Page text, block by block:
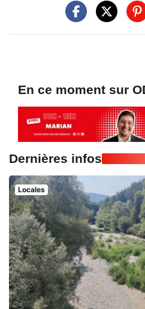
En ce moment sur
Dernières infos
Locales